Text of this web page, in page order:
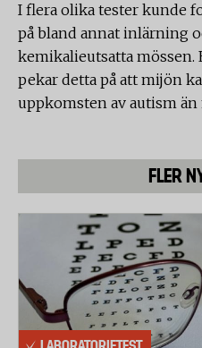
I flera olika tester kunde
på bland annat inlärning
kemikalieutsatta mössen.
pekar detta på att mijön
uppkomsten av autism
FLER